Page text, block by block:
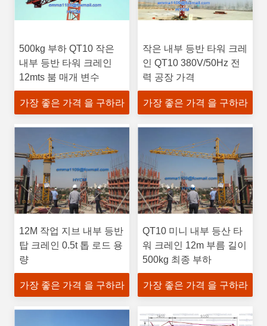
500kg 부하 QT10 작은
내부 등반 타워 크레인
12mts 붐 매개 변수
가장 좋은 가격 을 구하라
작은 내부 등반 타워 크레
인 QT10 380V/50Hz 전
력 공장 가격
가장 좋은 가격 을 구하라
12M 작업 지브 내부 등반
탑 크레인 0.5t 톱 로드 용
량
가장 좋은 가격 을 구하라
QT10 미니 내부 등산 타
워 크레인 12m 부름 길이
500kg 최종 부하
가장 좋은 가격 을 구하라